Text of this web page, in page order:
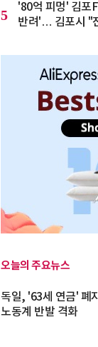
5
'80억 피멍' 김포
반려'… 김포시 "
오늘의 주요뉴스
독일, '63세 연금' 폐
노동계 반발 격화